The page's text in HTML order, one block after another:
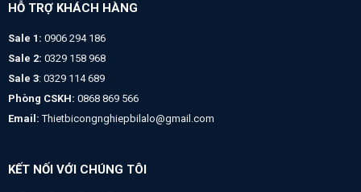
HỖ TRỢ KHÁCH HÀNG
Sale 1: 0906 294 186
Sale 2: 0329 158 968
Sale 3: 0329 114 689
Phòng CSKH: 0868 869 566
Email: Thietbicongnghiepbilalo@gmail.com
KẾT NỐI VỚI CHÚNG TÔI